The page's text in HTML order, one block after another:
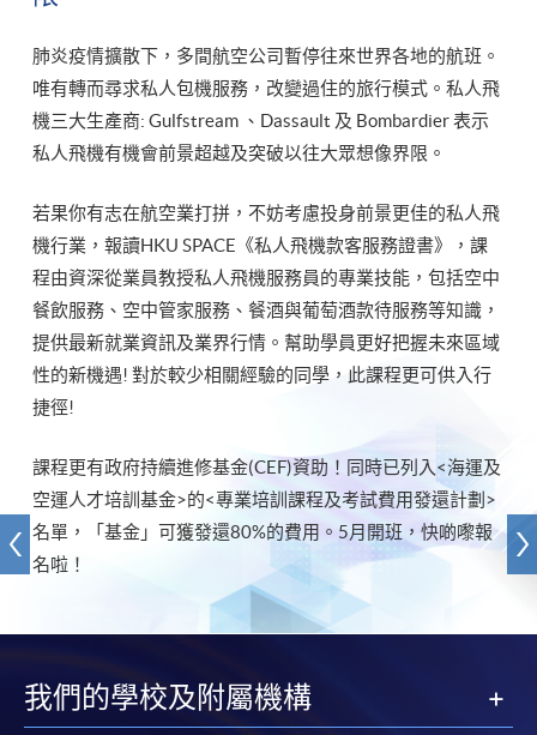
肺炎疫情擴散下，多間航空公司暫停往來世界各地的航班。
唯有轉而尋求私人包機服務，改變過住的旅行模式。私人飛
機三大生產商: Gulfstream 、Dassault 及 Bombardier 表示
私人飛機有機會前景超越及突破以往大眾想像界限。
若果你有志在航空業打拼，不妨考慮投身前景更佳的私人飛
機行業，報讀HKU SPACE《私人飛機款客服務證書》，課
程由資深從業員教授私人飛機服務員的專業技能，包括空中
餐飲服務、空中管家服務、餐酒與葡萄酒款待服務等知識，
提供最新就業資訊及業界行情。幫助學員更好把握未來區域
性的新機遇! 對於較少相關經驗的同學，此課程更可供入行
捷徑!
課程更有政府持續進修基金(CEF)資助！同時已列入<海運及
空運人才培訓基金>的<專業培訓課程及考試費用發還計劃>
名單，「基金」可獲發還80%的費用。5月開班，快啲嚟報
名啦！
我們的學校及附屬機構